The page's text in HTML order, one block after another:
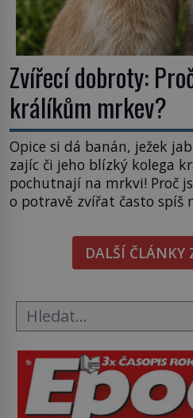
Zvířecí dobroty:
králíkům mrkev?
Opice si dá banán, ježek
zajíc či jeho blízký kolega
pochutnají na mrkvi! Proč
o potravě zvířat často spíš
i bude chutnat, ovšem měl
občasný pamlsek. […]
DALŠÍ ČLÁNKY